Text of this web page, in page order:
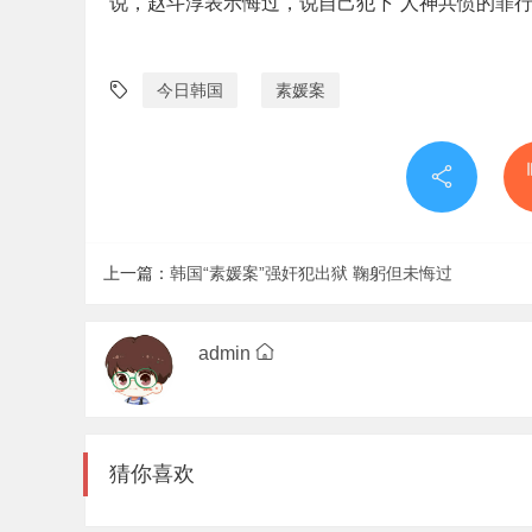
今日韩国 素媛案
上一篇： 韩国“素媛案”强奸犯出狱 鞠躬但未悔过
admin
猜你喜欢